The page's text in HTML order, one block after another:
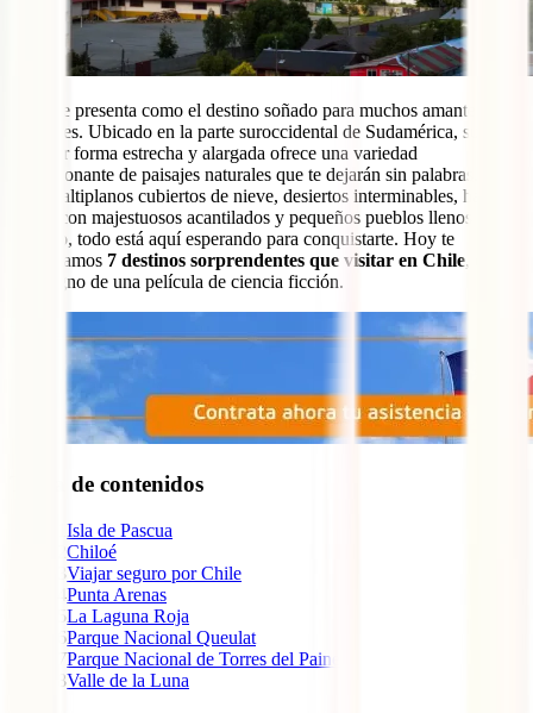
Chile se presenta como el destino soñado para muchos amantes de
los viajes. Ubicado en la parte suroccidental de Sudamérica, su
peculiar forma estrecha y alargada ofrece una variedad
impresionante de paisajes naturales que te dejarán sin palabras.
Desde altiplanos cubiertos de nieve, desiertos interminables, hasta
costas con majestuosos acantilados y pequeños pueblos llenos de
encanto, todo está aquí esperando para conquistarte. Hoy te
presentamos 7 destinos sorprendentes que visitar en Chile, cada
uno digno de una película de ciencia ficción.
Tabla de contenidos
Isla de Pascua
Chiloé
3Viajar seguro por Chile
4Punta Arenas
5La Laguna Roja
6Parque Nacional Queulat
7Parque Nacional de Torres del Paine
8Valle de la Luna